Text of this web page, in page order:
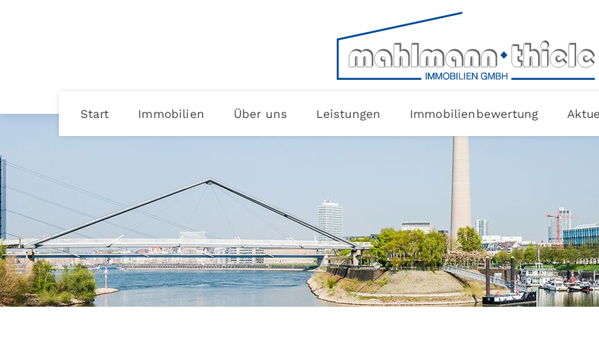
Start Immobilien Über uns Leistungen Immobilienbewertung